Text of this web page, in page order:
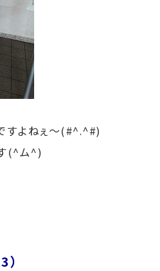
すよねぇ～(#^.^#)
(^ム^)